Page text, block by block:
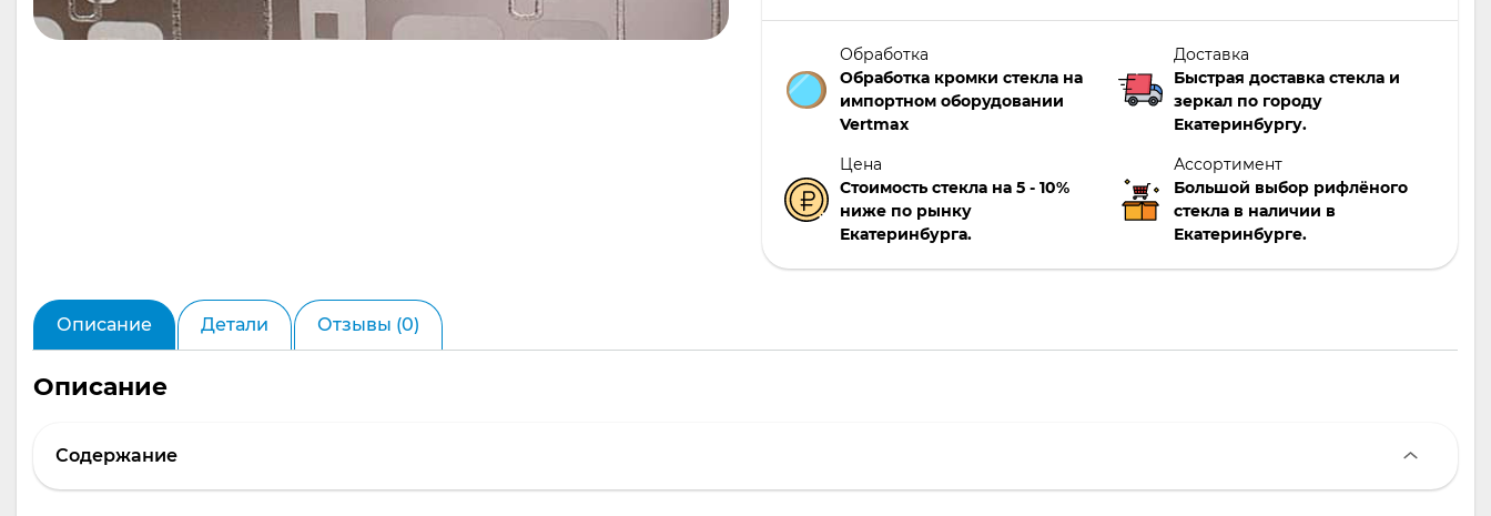
Обработка
Обработка кромки стекла на
импортном оборудовании
Vertmax
Доставка
Быстрая доставка стекла и
зеркал по городу
Екатеринбургу.
Цена
Стоимость стекла на 5 - 10%
ниже по рынку
Екатеринбурга.
Ассортимент
Большой выбор рифлёного
стекла в наличии в
Екатеринбурге.
Описание Детали Отзывы (0)
Описание
Содержание